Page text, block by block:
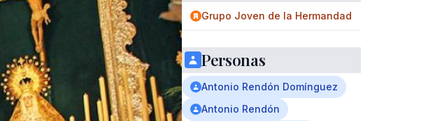
Grupo Joven de la Hermandad
Personas
Antonio Rendón Domínguez
Antonio Rendón